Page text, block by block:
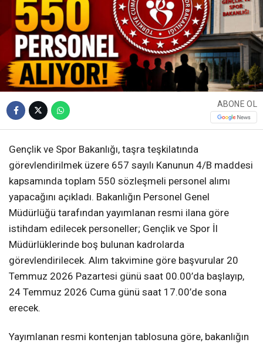
ABONE OL
Gençlik ve Spor Bakanlığı, taşra teşkilatında
görevlendirilmek üzere 657 sayılı Kanunun 4/B maddesi
kapsamında toplam 550 sözleşmeli personel alımı
yapacağını açıkladı. Bakanlığın Personel Genel
Müdürlüğü tarafından yayımlanan resmi ilana göre
istihdam edilecek personeller; Gençlik ve Spor İl
Müdürlüklerinde boş bulunan kadrolarda
görevlendirilecek. Alım takvimine göre başvurular 20
Temmuz 2026 Pazartesi günü saat 00.00’da başlayıp,
24 Temmuz 2026 Cuma günü saat 17.00’de sona
erecek.
Yayımlanan resmi kontenjan tablosuna göre, bakanlığın